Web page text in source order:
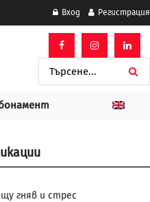
Вход Регистрация
гняв и стрес